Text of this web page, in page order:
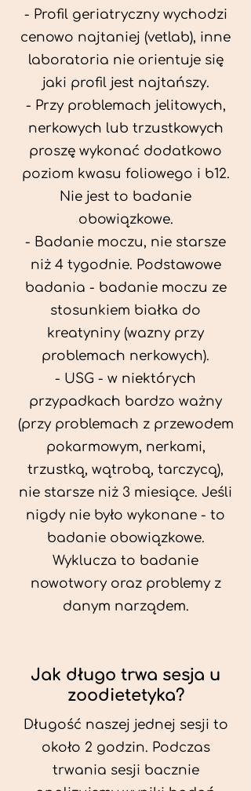
- Profil geriatryczny wychodzi
cenowo najtaniej (vetlab), inne
laboratoria nie orientuje się
jaki profil jest najtańszy.
- Przy problemach jelitowych,
nerkowych lub trzustkowych
proszę wykonać dodatkowo
poziom kwasu foliowego i b12.
Nie jest to badanie
obowiązkowe.
- Badanie moczu, nie starsze
niż 4 tygodnie. Podstawowe
badania - badanie moczu ze
stosunkiem białka do
kreatyniny (wazny przy
problemach nerkowych).
- USG - w niektórych
przypadkach bardzo ważny
(przy problemach z przewodem
pokarmowym, nerkami,
trzustką, wątrobą, tarczycą),
nie starsze niż 3 miesiące. Jeśli
nigdy nie było wykonane - to
badanie obowiązkowe.
Wyklucza to badanie
nowotwory oraz problemy z
danym narządem.
Jak długo trwa sesja u
zoodietetyka?
Długość naszej jednej sesji to
około 2 godzin. Podczas
trwania sesji bacznie